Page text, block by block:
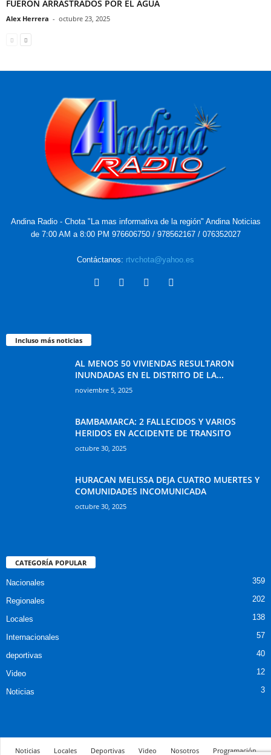
FUERON ARRASTRADOS POR EL AGUA
Alex Herrera - octubre 23, 2025
Andina Radio - Chota "La mas informativa de la región" Andina Noticias
de 7:00 AM a 8:00 PM 976606750 / 978562167 / 076352027
Contáctanos: rtvchota@yahoo.es
Incluso más noticias
AL MENOS 50 VIVIENDAS RESULTARON
INUNDADAS EN EL DISTRITO DE LA...
noviembre 5, 2025
BAMBAMARCA: 2 FALLECIDOS Y VARIOS
HERIDOS EN ACCIDENTE DE TRANSITO
octubre 30, 2025
HURACAN MELISSA DEJA CUATRO MUERTES Y
COMUNIDADES INCOMUNICADA
octubre 30, 2025
CATEGORÍA POPULAR
Nacionales 359
Regionales 202
Locales 138
Internacionales 57
deportivas 40
Video 12
Noticias 3
Noticias Locales Deportivas Video Nosotros Programación